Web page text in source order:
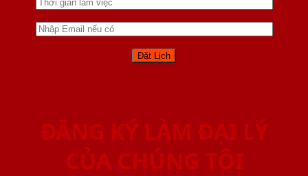
ĐĂNG KÝ LÀM ĐẠI LÝ
CỦA CHÚNG TÔI